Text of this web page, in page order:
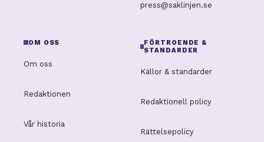
press@saklinjen.se
OM OSS
Om oss
Redaktionen
Vår historia
FÖRTROENDE &
STANDARDER
Källor & standarder
Redaktionell policy
Rättelsepolicy